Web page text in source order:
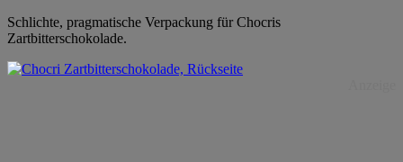
Schlichte, pragmatische Verpackung für Chocris
Zartbitterschokolade.